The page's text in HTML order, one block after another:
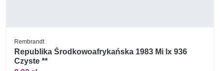
Rembrandt
Republika Środkowoafrykańska 1983 Mi lx 936
Czyste **